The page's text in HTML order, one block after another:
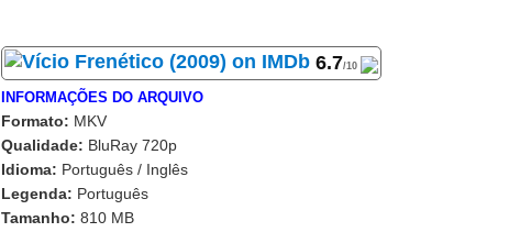
6.7/10
INFORMAÇÕES DO ARQUIVO
Formato: MKV
Qualidade: BluRay 720p
Idioma: Português / Inglês
Legenda: Português
Tamanho: 810 MB